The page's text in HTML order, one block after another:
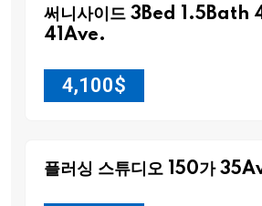
써니사이드 3Bed 1.5Bath
41Ave.
4,100$
플러싱 스튜디오 150가